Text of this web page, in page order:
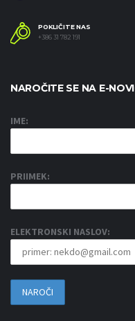
POKLIČITE NAS
+386 31 782 191
NAROČITE SE NA E-
IME:
PRIIMEK:
ELEKTRONSKI NASLOV: